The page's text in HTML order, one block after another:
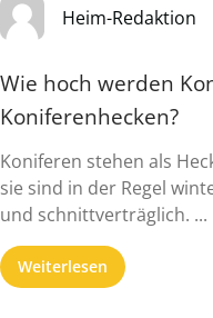
Heim-Redaktion
Wie hoch werden
Koniferenhecken?
Koniferen stehen als
sie sind in der Regel
und schnittverträglich. ...
Weiterlesen